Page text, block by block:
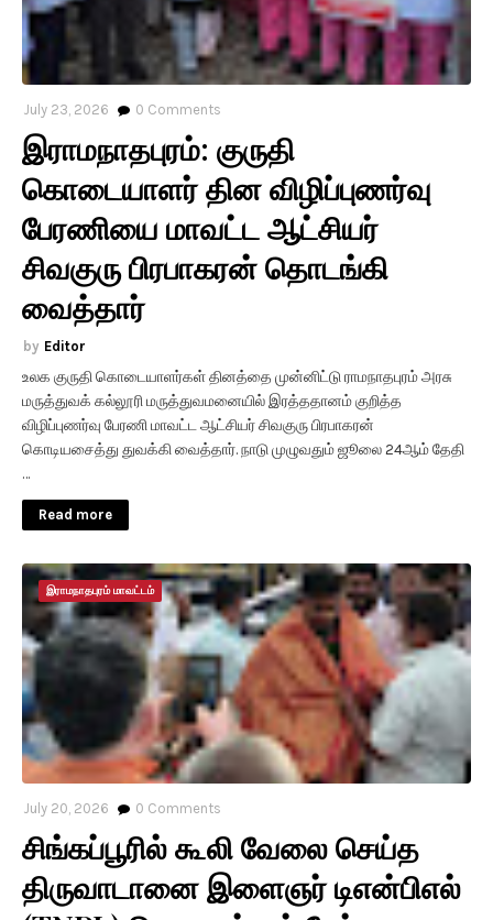
July 23, 2026 0 Comments
இராமநாதபுரம்: குருதி
கொடையாளர் தின விழிப்புணர்வு
பேரணியை மாவட்ட ஆட்சியர்
சிவகுரு பிரபாகரன் தொடங்கி
வைத்தார்
Editor
உலக குருதி கொடையாளர்கள் தினத்தை முன்னிட்டு ராமநாதபுரம் அரசு
மருத்துவக் கல்லூரி மருத்துவமனையில் இரத்ததானம் குறித்த
விழிப்புணர்வு பேரணி மாவட்ட ஆட்சியர் சிவகுரு பிரபாகரன்
கொடியசைத்து துவக்கி வைத்தார். நாடு முழுவதும் ஜூலை 24ஆம் தேதி
…
Read more
இராமநாதபுரம் மாவட்டம்
July 20, 2026 0 Comments
சிங்கப்பூரில் கூலி வேலை செய்த
திருவாடானை இளைஞர் டிஎன்பிஎல்